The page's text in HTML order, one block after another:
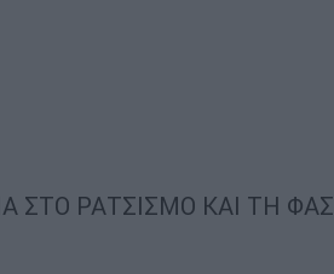
ΡΑΤΣΙΣΜΟ ΚΑΙ ΤΗ